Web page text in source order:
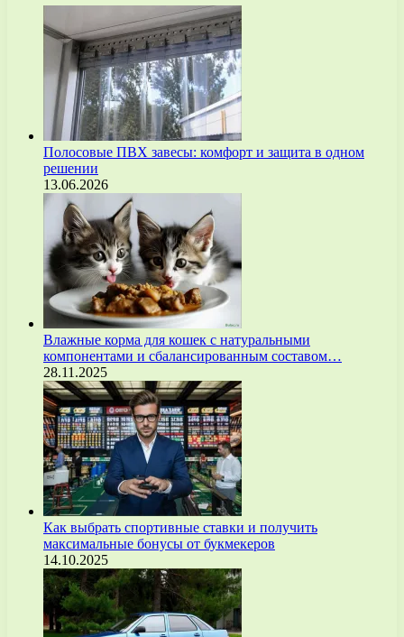
Полосовые ПВХ завесы: комфорт и защита в одном
решении
13.06.2026
Влажные корма для кошек с натуральными
компонентами и сбалансированным составом…
28.11.2025
Как выбрать спортивные ставки и получить
максимальные бонусы от букмекеров
14.10.2025